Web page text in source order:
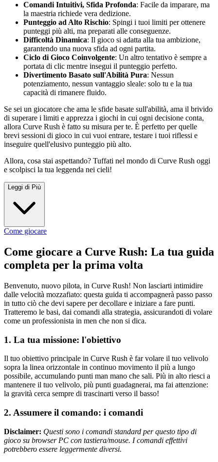
Comandi Intuitivi, Sfida Profonda: Facile da imparare, ma
la maestria richiede vera dedizione.
Punteggio ad Alto Rischio: Spingi i tuoi limiti per ottenere
punteggi più alti, ma preparati alle conseguenze.
Difficoltà Dinamica: Il gioco si adatta alla tua ambizione,
garantendo una nuova sfida ad ogni partita.
Ciclo di Gioco Coinvolgente: Un altro tentativo è sempre a
portata di clic mentre insegui il punteggio perfetto.
Divertimento Basato sull'Abilità Pura: Nessun
potenziamento, nessun vantaggio sleale: solo tu e la tua
capacità di rimanere fluido.
Se sei un giocatore che ama le sfide basate sull'abilità, ama il brivido
di superare i limiti e apprezza i giochi in cui ogni decisione conta,
allora Curve Rush è fatto su misura per te. È perfetto per quelle
brevi sessioni di gioco in cui vuoi entrare, testare i tuoi riflessi e
inseguire quell'elusivo punteggio più alto.
Allora, cosa stai aspettando? Tuffati nel mondo di Curve Rush oggi
e scolpisci la tua leggenda nei cieli!
Leggi di Più
Come giocare
Come giocare a Curve Rush: La tua guida
completa per la prima volta
Benvenuto, nuovo pilota, in Curve Rush! Non lasciarti intimidire
dalle velocità mozzafiato: questa guida ti accompagnerà passo passo
in tutto ciò che devi sapere per decollare e iniziare a fare punti.
Tratteremo le basi, dai comandi alla strategia, assicurandoti di volare
come un professionista in men che non si dica.
1. La tua missione: l'obiettivo
Il tuo obiettivo principale in Curve Rush è far volare il tuo velivolo
sopra la linea orizzontale in continuo movimento il più a lungo
possibile, accumulando punti man mano che sali. Più in alto riesci a
mantenere il tuo velivolo, più punti guadagnerai, ma fai attenzione:
la gravità cerca sempre di trascinarti verso il basso!
2. Assumere il comando: i comandi
Disclaimer: Questi sono i comandi standard per questo tipo di
gioco su browser PC con tastiera/mouse. I comandi effettivi
potrebbero essere leggermente diversi.